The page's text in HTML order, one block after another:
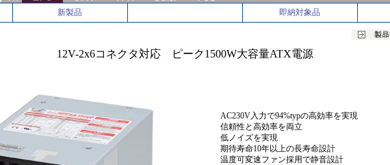
新製品 即納対象品
12V-2x6コネクタ対応 ピーク1500W大容量ATX電源
AC230V入力で94%typの高効率を実現
信頼性と高効率を両立
低ノイズを実現
期待寿命10年以上の長寿命設計
温度可変速ファン採用で静音設計